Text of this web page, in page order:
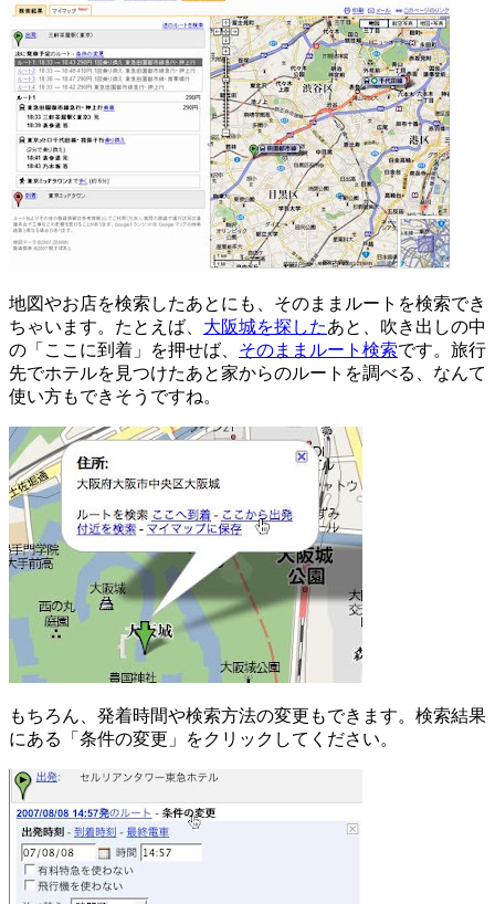
地図やお店を検索したあとにも、そのままルートを検索でき
ちゃいます。たとえば、 大阪城を探したあと、吹き出しの中
の「ここに到着」を押せば、 そのままルート検索です。旅行
先でホテルを見つけたあと家からのルートを調べる、なんて
使い方もできそうですね。
もちろん、発着時間や検索方法の変更もできます。検索結果
にある「条件の変更」をクリックしてください。